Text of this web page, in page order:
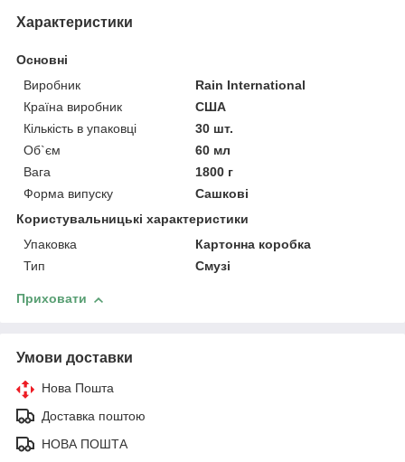
Характеристики
Основні
Виробник
Rain International
Країна виробник
США
Кількість в упаковці
30 шт.
Об`єм
60 мл
Вага
1800 г
Форма випуску
Сашкові
Користувальницькі характеристики
Упаковка
Картонна коробка
Тип
Смузі
Приховати
Умови доставки
Нова Пошта
Доставка поштою
НОВА ПОШТА